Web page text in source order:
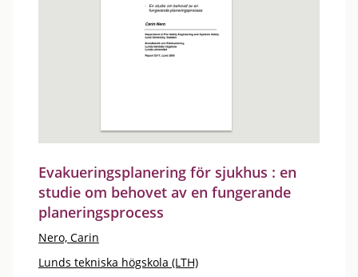
Evakueringsplanering för sjukhus : en
studie om behovet av en fungerande
planeringsprocess
Nero, Carin
Lunds tekniska högskola (LTH)